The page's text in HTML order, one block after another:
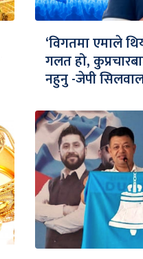
‘विगतमा एमाले
गलत हो,
नहुनु -जेपी